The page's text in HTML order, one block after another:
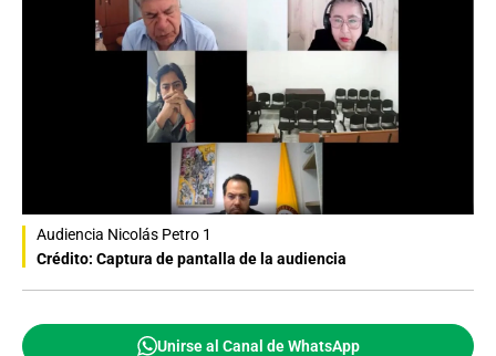
Audiencia Nicolás Petro 1
Crédito: Captura de pantalla de la audiencia
Unirse al Canal de WhatsApp